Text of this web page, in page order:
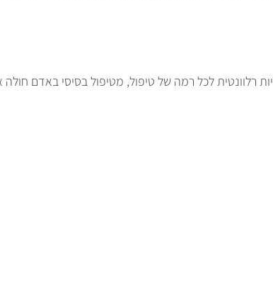
רלוונטית לכל רמה של טיפול, מטיפול בסיסי באדם חולה